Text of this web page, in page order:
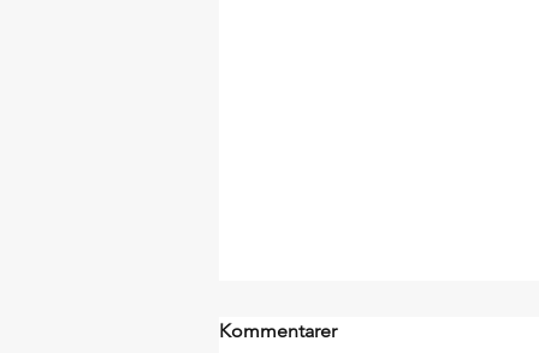
Kommentarer